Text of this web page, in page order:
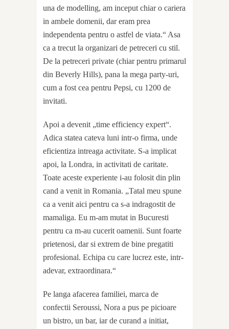
una de modelling, am inceput chiar o cariera
in ambele domenii, dar eram prea
independenta pentru o astfel de viata.“ Asa
ca a trecut la organizari de petreceri cu stil.
De la petreceri private (chiar pentru primarul
din Beverly Hills), pana la mega party-uri,
cum a fost cea pentru Pepsi, cu 1200 de
invitati.
Apoi a devenit „time efficiency expert“.
Adica statea cateva luni intr-o firma, unde
eficientiza intreaga activitate. S-a implicat
apoi, la Londra, in activitati de caritate.
Toate aceste experiente i-au folosit din plin
cand a venit in Romania. „Tatal meu spune
ca a venit aici pentru ca s-a indragostit de
mamaliga. Eu m-am mutat in Bucuresti
pentru ca m-au cucerit oamenii. Sunt foarte
prietenosi, dar si extrem de bine pregatiti
profesional. Echipa cu care lucrez este, intr-
adevar, extraordinara.“
Pe langa afacerea familiei, marca de
confectii Seroussi, Nora a pus pe picioare
un bistro, un bar, iar de curand a initiat,